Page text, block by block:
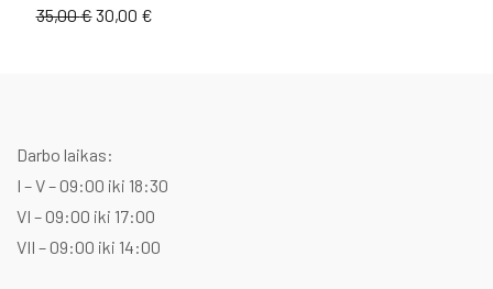
35,00€
Original 30,00 €
Current
Darbo laikas:
I – V – 09:00 iki 18:30
VI – 09:00 iki 17:00
VII – 09:00 iki 14:00